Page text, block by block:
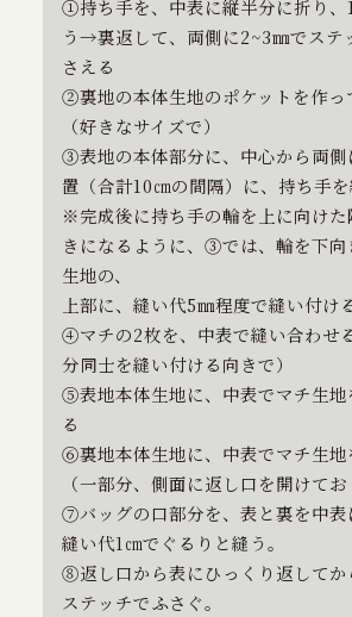
①持ち手を、中表に縦半分に折り、
う→裏返して、両側に2~3㎜でステ
さえる
②裏地の本体生地のポケットを作っ
（好きなサイズで）
③表地の本体部分に、中心から両側
置（合計10㎝の間隔）に、持ち手
※完成後に持ち手の輪を上に向けた
きになるように、③では、輪を下向
生地の、
上部に、縫い代5㎜程度で縫い付け
④マチの2枚を、中表で縫い合わせ
分同士を縫い付ける向きで）
⑤表地本体生地に、中表でマチ生地
る
⑥裏地本体生地に、中表でマチ生地
（一部分、側面に返し口を開けてお
⑦バッグの口部分を、表と裏を中表
縫い代1㎝でぐるりと縫う。
⑧返し口から表にひっくり返してか
ステッチでふさぐ。